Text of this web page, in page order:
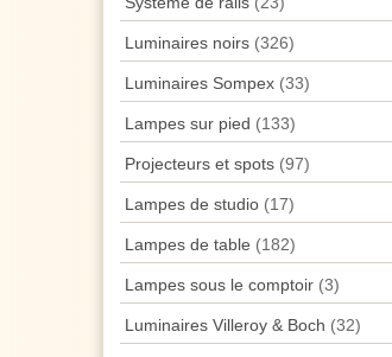
Luminaires noirs (326)
Luminaires Sompex (33)
Lampes sur pied (133)
Projecteurs et spots (97)
Lampes de studio (17)
Lampes de table (182)
Lampes sous le comptoir (3)
Luminaires Villeroy & Boch (32)